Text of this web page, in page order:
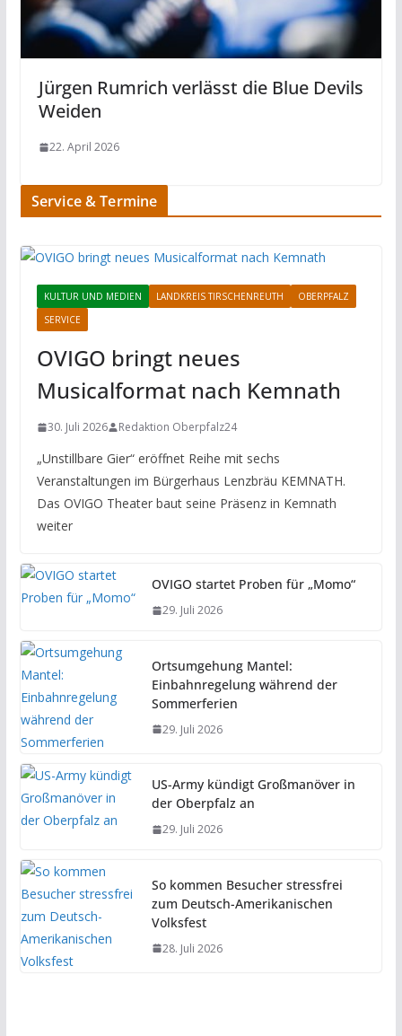
Jürgen Rumrich verlässt die Blue Devils
Weiden
22. April 2026
Service & Termine
KULTUR UND MEDIEN LANDKREIS TIRSCHENREUTH
OBERPFALZ
SERVICE
OVIGO bringt neues
Musicalformat nach Kemnath
30. Juli 2026 Redaktion Oberpfalz24
„Unstillbare Gier“ eröffnet Reihe mit sechs
Veranstaltungen im Bürgerhaus Lenzbräu KEMNATH.
Das OVIGO Theater baut seine Präsenz in Kemnath
weiter
OVIGO startet Proben für „Momo“
29. Juli 2026
Ortsumgehung Mantel:
Einbahnregelung während der
Sommerferien
29. Juli 2026
US-Army kündigt Großmanöver in
der Oberpfalz an
29. Juli 2026
So kommen Besucher stressfrei
zum Deutsch-Amerikanischen
Volksfest
28. Juli 2026